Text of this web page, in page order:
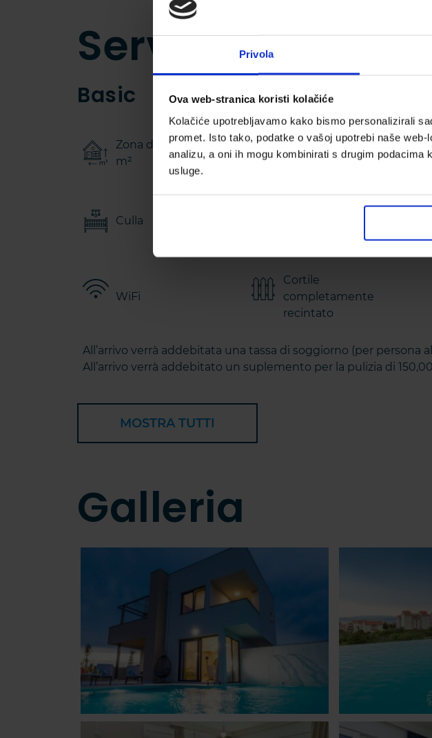
Privola
Ova web-stranica koristi kolačiće
Kolačiće upotrebljavamo kako bismo personalizirali
promet. Isto tako, podatke o vašoj upotrebi naše
analizu, a oni ih mogu kombinirati s drugim
usluge.
Servizi
Basic
Zona della casa: 200
m²
Bagni: 4
Culla
WiFi
Cortile
completamente
recintato
All’arrivo verrà addebitata una tassa di soggiorno (per persona
All’arrivo verrà addebitato un suplemento per la pulizia di
MOSTRA TUTTI
Galleria